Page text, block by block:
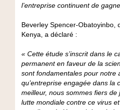
l’entreprise continuent de
Beverley Spencer-Obatoyinbo,
Kenya, a déclaré :
« Cette étude s’inscrit dans le
permanent en faveur de la
sont fondamentales pour notre
qu’entreprise engagée dans la
meilleur, nous sommes fiers
lutte mondiale contre ce virus